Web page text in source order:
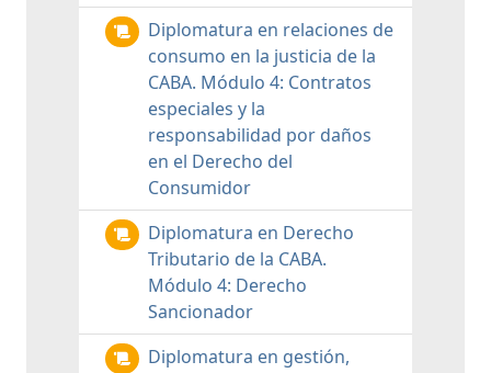
Diplomatura en relaciones de
consumo en la justicia de la
CABA. Módulo 4: Contratos
especiales y la
responsabilidad por daños
en el Derecho del
Consumidor
Diplomatura en Derecho
Tributario de la CABA.
Módulo 4: Derecho
Sancionador
Diplomatura en gestión,